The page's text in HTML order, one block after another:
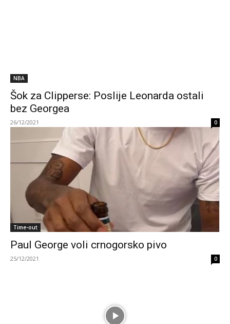
NBA
Šok za Clipperse: Poslije Leonarda ostali
bez Georgea
26/12/2021 0
Time-out
Paul George voli crnogorsko pivo
25/12/2021 0